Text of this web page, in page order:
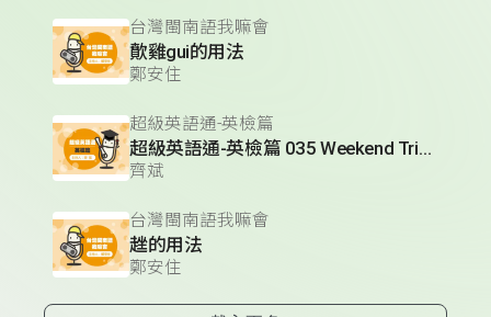
台灣閩南語我嘛會
歕雞gui的用法
鄭安住
超級英語通-英檢篇
超級英語通-英檢篇 035 Weekend Trip- 週末旅遊
齊斌
台灣閩南語我嘛會
趖的用法
鄭安住